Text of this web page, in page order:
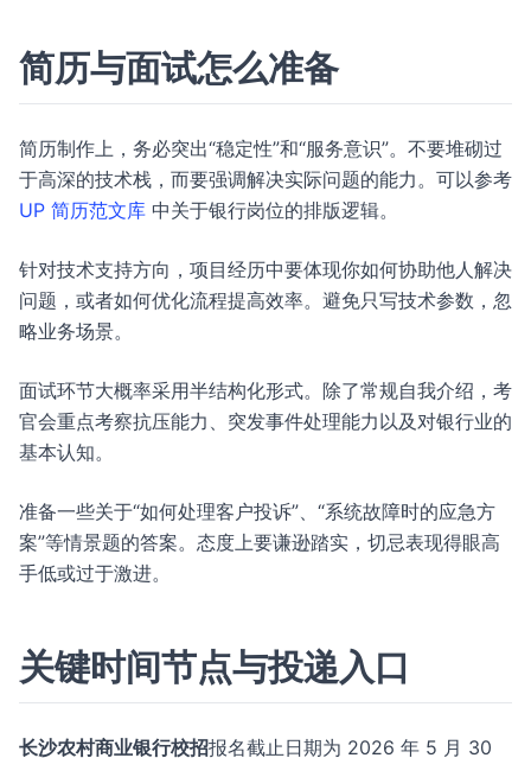
简历与面试怎么准备
简历制作上，务必突出“稳定性”和“服务意识”。不要堆砌过
于高深的技术栈，而要强调解决实际问题的能力。可以参考
UP 简历范文库 中关于银行岗位的排版逻辑。
针对技术支持方向，项目经历中要体现你如何协助他人解决
问题，或者如何优化流程提高效率。避免只写技术参数，忽
略业务场景。
面试环节大概率采用半结构化形式。除了常规自我介绍，考
官会重点考察抗压能力、突发事件处理能力以及对银行业的
基本认知。
准备一些关于“如何处理客户投诉”、“系统故障时的应急方
案”等情景题的答案。态度上要谦逊踏实，切忌表现得眼高
手低或过于激进。
关键时间节点与投递入口
长沙农村商业银行校招报名截止日期为 2026 年 5 月 30